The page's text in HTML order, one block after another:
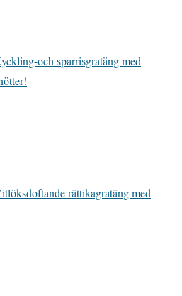
och sparrisgratäng med
rättikagratäng med